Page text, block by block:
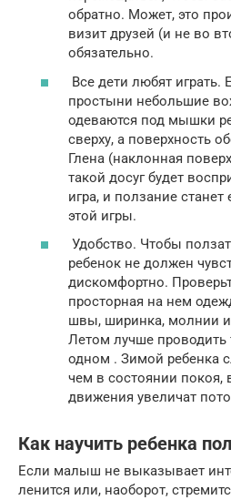
обратно. Может, это
визит друзей (и не во
обязательно.
Все дети любят играть.
простыни небольшие
одеваются под мышки
сверху, а поверхность
Глена (наклонная
такой досуг будет
игра, и ползание
этой игры.
Удобство. Чтобы
ребенок не должен
дискомфортно.
просторная на нем
швы, ширинка, молнии и
Летом лучше проводить
одном . Зимой ребенка
чем в состоянии покоя,
движения увеличат
Как научить ребенка
Если малыш не выказывает
ленится или, наоборот,